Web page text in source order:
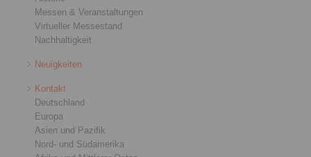
Messen & Veranstaltungen
Virtueller Messestand
Nachhaltigkeit
Neuigkeiten
Kontakt
Deutschland
Europa
Asien und Pazifik
Nord- und Südamerika